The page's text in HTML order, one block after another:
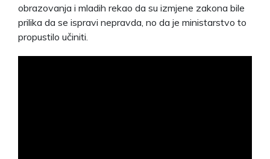
obrazovanja i mladih rekao da su izmjene zakona bile
prilika da se ispravi nepravda, no da je ministarstvo to
propustilo učiniti.